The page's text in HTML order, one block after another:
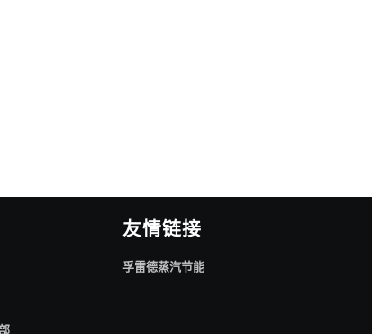
友情链接
孚雷德蒸汽节能